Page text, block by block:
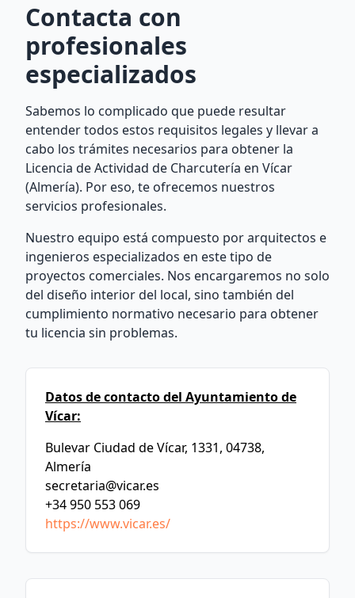
Contacta con
profesionales
especializados
Sabemos lo complicado que puede resultar
entender todos estos requisitos legales y llevar a
cabo los trámites necesarios para obtener la
Licencia de Actividad de Charcutería en Vícar
(Almería). Por eso, te ofrecemos nuestros
servicios profesionales.
Nuestro equipo está compuesto por arquitectos e
ingenieros especializados en este tipo de
proyectos comerciales. Nos encargaremos no solo
del diseño interior del local, sino también del
cumplimiento normativo necesario para obtener
tu licencia sin problemas.
Datos de contacto del Ayuntamiento de
Vícar:
Bulevar Ciudad de Vícar, 1331, 04738,
Almería
secretaria@vicar.es
+34 950 553 069
https://www.vicar.es/